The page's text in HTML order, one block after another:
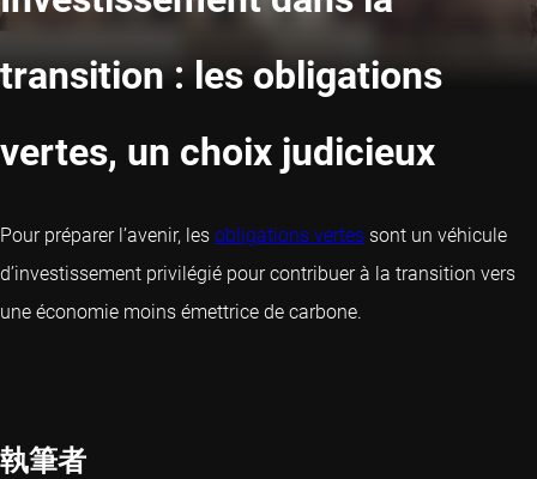
transition : les obligations
vertes, un choix judicieux
Pour préparer l’avenir, les obligations vertes sont un véhicule
d’investissement privilégié pour contribuer à la transition vers
une économie moins émettrice de carbone.
執筆者